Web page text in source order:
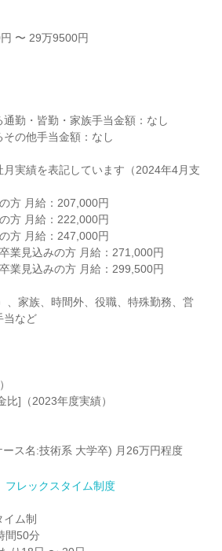
〜 29万9500円
勤・皆勤・家族手当金額：なし
の他手当金額：なし
月実績を表記しています（2024年4月支
当など
ス名:技術系 大学卒) 月26万円程度
フレックスタイム制度
ム制
間50分